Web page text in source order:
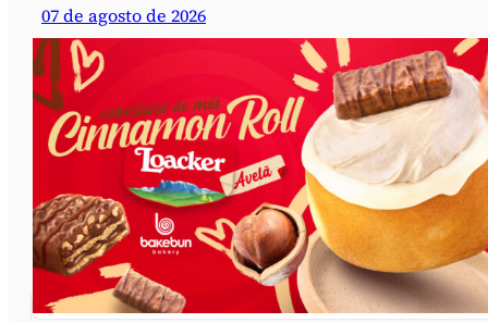
07 de agosto de 2026